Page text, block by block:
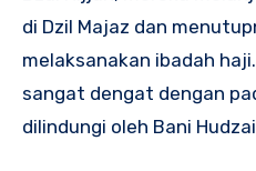
di Dzil Majaz dan
melaksanakan ibadah
sangat dengat dengan
dilindungi oleh Bani